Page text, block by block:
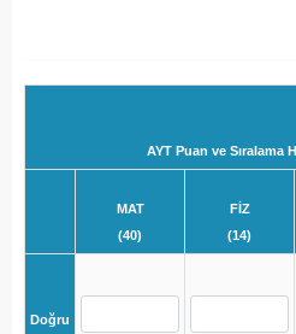
AYT Puan ve Sıralama
MAT
(40)
FİZ
(14)
Doğru